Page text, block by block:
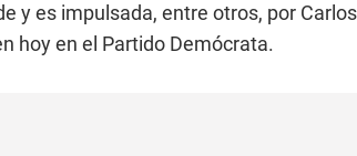
y es impulsada, entre otros, por
hoy en el Partido Demócrata.